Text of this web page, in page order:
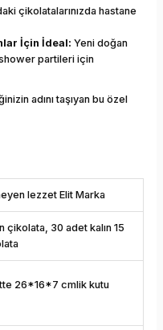
çikolatalarınızda hastane
İçin İdeal: Yeni doğan
partileri için
adını taşıyan bu özel
lezzet Elit Marka
çikolata, 30 adet kalın 15
26*16*7 cmlik kutu